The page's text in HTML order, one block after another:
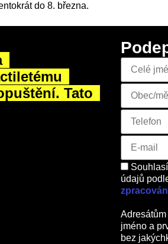
do 8. března.
Tato
údajů
jméno a
bez